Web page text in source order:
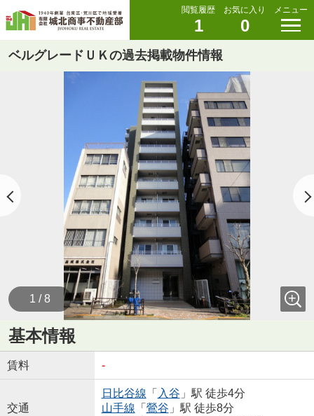
閲覧履歴
1
お気に入り
0
メニュー
ベルグレードＵＫの過去掲載物件情報
1 / 8
基本情報
賃料 -
交通
日比谷線 「 入谷 」駅 徒歩4分
山手線 「 鶯谷 」駅 徒歩8分